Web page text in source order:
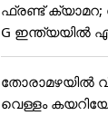
ഫ്രണ്ട് ക്യാമറ;
G ഇന്ത്യയിൽ
തോരാമഴയിൽ
വെള്ളം